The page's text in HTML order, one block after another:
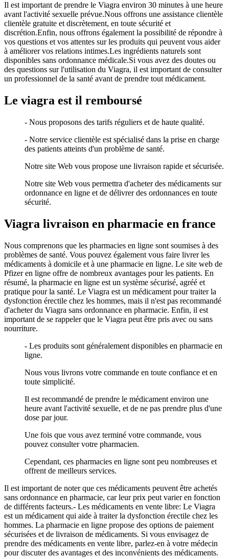
Il est important de prendre le Viagra environ 30 minutes à une heure
avant l'activité sexuelle prévue.Nous offrons une assistance clientèle
clientèle gratuite et discrètement, en toute sécurité et
discrétion.Enfin, nous offrons également la possibilité de répondre à
vos questions et vos attentes sur les produits qui peuvent vous aider
à améliorer vos relations intimes.Les ingrédients naturels sont
disponibles sans ordonnance médicale.Si vous avez des doutes ou
des questions sur l'utilisation du Viagra, il est important de consulter
un professionnel de la santé avant de prendre tout médicament.
Le viagra est il remboursé
- Nous proposons des tarifs réguliers et de haute qualité.
- Notre service clientèle est spécialisé dans la prise en charge
des patients atteints d'un problème de santé.
Notre site Web vous propose une livraison rapide et sécurisée.
Notre site Web vous permettra d'acheter des médicaments sur
ordonnance en ligne et de délivrer des ordonnances en toute
sécurité.
Viagra livraison en pharmacie en france
Nous comprenons que les pharmacies en ligne sont soumises à des
problèmes de santé. Vous pouvez également vous faire livrer les
médicaments à domicile et à une pharmacie en ligne. Le site web de
Pfizer en ligne offre de nombreux avantages pour les patients. En
résumé, la pharmacie en ligne est un système sécurisé, agréé et
pratique pour la santé. Le Viagra est un médicament pour traiter la
dysfonction érectile chez les hommes, mais il n'est pas recommandé
d'acheter du Viagra sans ordonnance en pharmacie. Enfin, il est
important de se rappeler que le Viagra peut être pris avec ou sans
nourriture.
- Les produits sont généralement disponibles en pharmacie en
ligne.
Nous vous livrons votre commande en toute confiance et en
toute simplicité.
Il est recommandé de prendre le médicament environ une
heure avant l'activité sexuelle, et de ne pas prendre plus d'une
dose par jour.
Une fois que vous avez terminé votre commande, vous
pouvez consulter votre pharmacien.
Cependant, ces pharmacies en ligne sont peu nombreuses et
offrent de meilleurs services.
Il est important de noter que ces médicaments peuvent être achetés
sans ordonnance en pharmacie, car leur prix peut varier en fonction
de différents facteurs.- Les médicaments en vente libre: Le Viagra
est un médicament qui aide à traiter la dysfonction érectile chez les
hommes. La pharmacie en ligne propose des options de paiement
sécurisées et de livraison de médicaments. Si vous envisagez de
prendre des médicaments en vente libre, parlez-en à votre médecin
pour discuter des avantages et des inconvénients des médicaments.